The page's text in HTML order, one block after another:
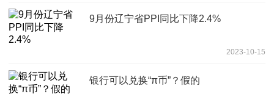
9月份辽宁省PPI同比下降2.4%
2023-10-15
银行可以兑换“π币”？假的